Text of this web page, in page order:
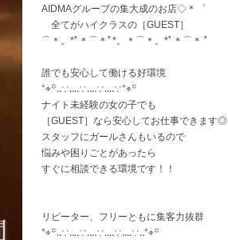
AIDMAグループの集大成のお店◇＊゜
全てがハイクラスの［GUEST］
⌒＊。*ﾟ＊⌒＊ﾟ*。＊⌒＊。*ﾟ＊⌒＊ ﾟ
誰でも安心して働ける好環境
°⌖꙳‥∵‥‥∵‥‥∵‥‥∵°⌖꙳
ナイト未経験の女の子でも
［GUEST］なら安心してお仕事できます◎
スタッフにガールさんもいるので
悩みや困りごとがあったら
すぐに相談できる環境です！！
リピーター、フリーともに集客力抜群
°⌖꙳‥∵‥‥∵‥‥∵‥‥∵‥‥∵‥°⌖꙳